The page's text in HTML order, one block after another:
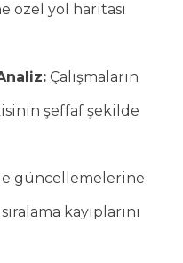
özel yol haritası
Çalışmaların
şeffaf şekilde
güncellemelerine
kayıplarını